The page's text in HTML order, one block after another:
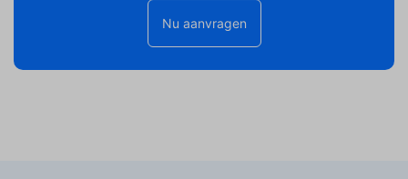
Nu aanvragen